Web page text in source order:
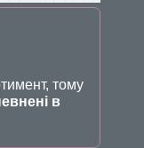
тому
в